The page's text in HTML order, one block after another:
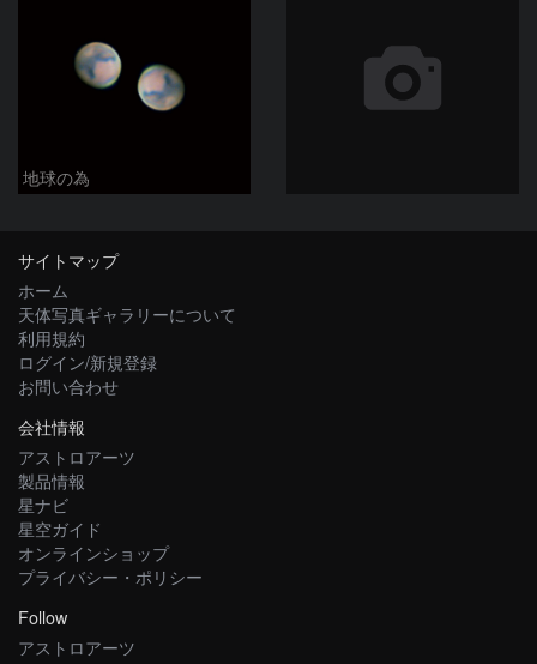
地球の為
サイトマップ
ホーム
天体写真ギャラリーについて
利用規約
ログイン/新規登録
お問い合わせ
会社情報
アストロアーツ
製品情報
星ナビ
星空ガイド
オンラインショップ
プライバシー・ポリシー
Follow
アストロアーツ